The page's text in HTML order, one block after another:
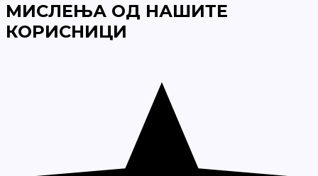
МИСЛЕЊА ОД НАШИТЕ
КОРИСНИЦИ